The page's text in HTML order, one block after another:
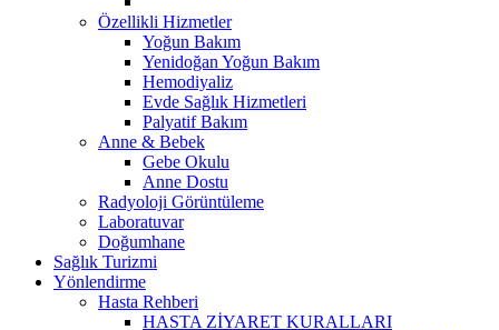
Özellikli Hizmetler
Yoğun Bakım
Yenidoğan Yoğun Bakım
Hemodiyaliz
Evde Sağlık Hizmetleri
Palyatif Bakım
Anne & Bebek
Gebe Okulu
Anne Dostu
Radyoloji Görüntüleme
Laboratuvar
Doğumhane
Sağlık Turizmi
Yönlendirme
Hasta Rehberi
HASTA ZİYARET KURALLARI